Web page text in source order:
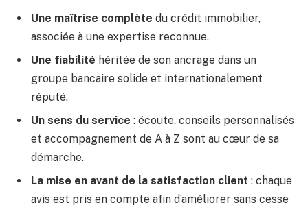
Une maîtrise complète du crédit immobilier,
associée à une expertise reconnue.
Une fiabilité héritée de son ancrage dans un
groupe bancaire solide et internationalement
réputé.
Un sens du service : écoute, conseils personnalisés
et accompagnement de A à Z sont au cœur de sa
démarche.
La mise en avant de la satisfaction client : chaque
avis est pris en compte afin d’améliorer sans cesse